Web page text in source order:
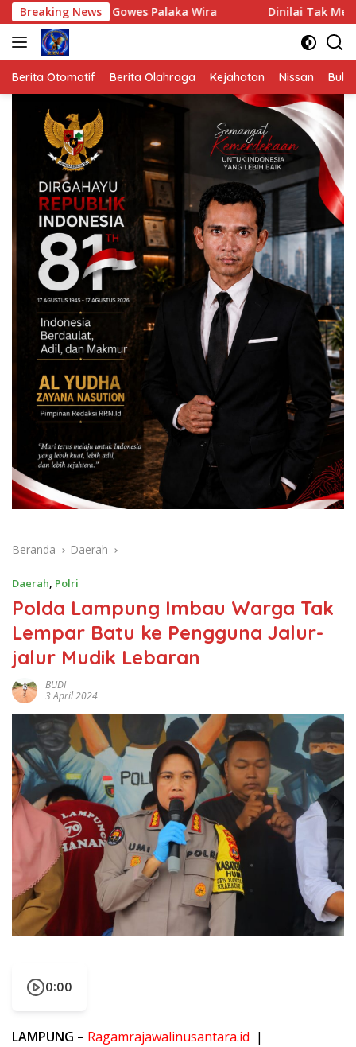
Langsung
ke
konten
Breaking News
Gowes Palaka Wira Dinilai Tak Mengindahkan
Berita Otomotif Berita Olahraga Kejahatan Nissan
Beranda Daerah
Daerah, Polri
Polda Lampung Imbau Warga Tak
Lempar Batu ke Pengguna Jalur-
jalur Mudik Lebaran
BUDI
3 April 2024
0:00
LAMPUNG – Ragamrajawalinusantara.id |